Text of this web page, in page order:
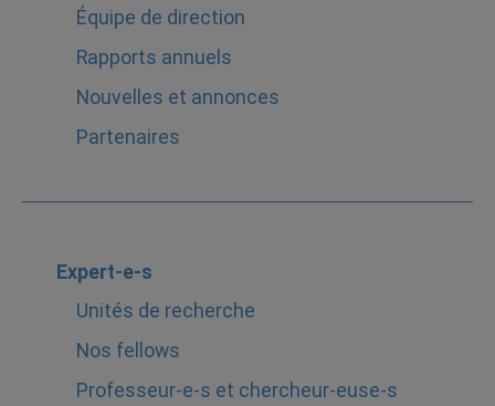
Équipe de direction
Rapports annuels
Nouvelles et annonces
Partenaires
Expert-e-s
Unités de recherche
Nos fellows
Professeur-e-s et chercheur-euse-s